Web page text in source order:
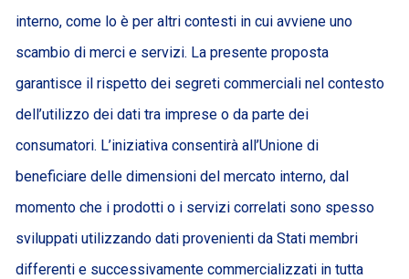
interno, come lo è per altri contesti in cui avviene uno
scambio di merci e servizi. La presente proposta
garantisce il rispetto dei segreti commerciali nel contesto
dell’utilizzo dei dati tra imprese o da parte dei
consumatori. L’iniziativa consentirà all’Unione di
beneficiare delle dimensioni del mercato interno, dal
momento che i prodotti o i servizi correlati sono spesso
sviluppati utilizzando dati provenienti da Stati membri
differenti e successivamente commercializzati in tutta